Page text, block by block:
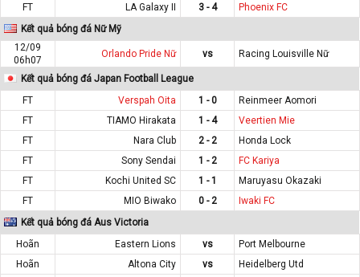
FT
LA Galaxy II 3 - 4
Phoenix FC
Kết quả bóng đá Nữ Mỹ
12/09
06h07
Orlando Pride Nữ vs Racing Louisville Nữ
Kết quả bóng đá Japan Football League
FT
Verspah Oita 1 - 0
Reinmeer Aomori
FT
TIAMO Hirakata 1 - 4
Veertien Mie
FT
Nara Club 2 - 2
Honda Lock
FT
Sony Sendai 1 - 2
FC Kariya
FT
Kochi United SC 1 - 1
Maruyasu Okazaki
FT
MIO Biwako 0 - 2
Iwaki FC
Kết quả bóng đá Aus Victoria
Hoãn
Eastern Lions vs
Port Melbourne
Hoãn
Altona City vs
Heidelberg Utd